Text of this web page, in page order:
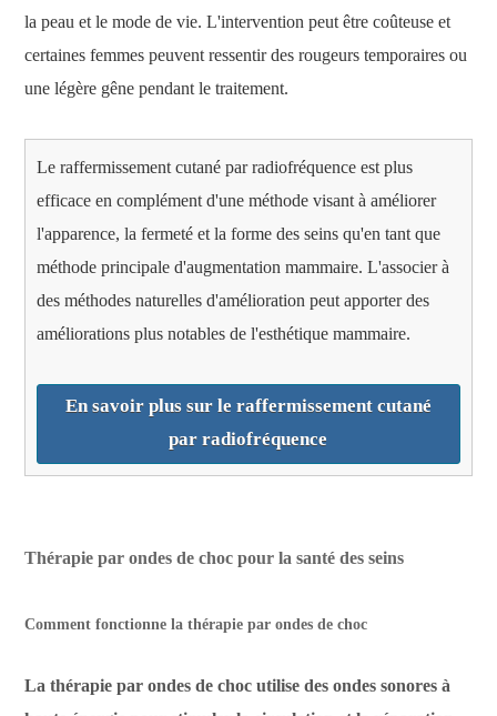
la peau et le mode de vie. L'intervention peut être coûteuse et
certaines femmes peuvent ressentir des rougeurs temporaires ou
une légère gêne pendant le traitement.
Le raffermissement cutané par radiofréquence est plus
efficace en complément d'une méthode visant à améliorer
l'apparence, la fermeté et la forme des seins qu'en tant que
méthode principale d'augmentation mammaire. L'associer à
des méthodes naturelles d'amélioration peut apporter des
améliorations plus notables de l'esthétique mammaire.
En savoir plus sur le raffermissement cutané
par radiofréquence
Thérapie par ondes de choc pour la santé des seins
Comment fonctionne la thérapie par ondes de choc
La thérapie par ondes de choc utilise des ondes sonores à